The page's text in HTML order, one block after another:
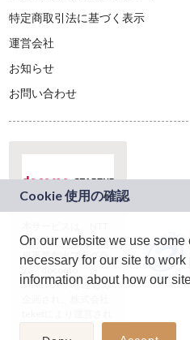
On our website we use
necessary for our site to
information about how our
特定商取引法に基づく表示
運営会社
お知らせ
お問い合わせ
ドコモグループの新
規事業創出プログラ
ム「docomo
STARTUP」を通じて